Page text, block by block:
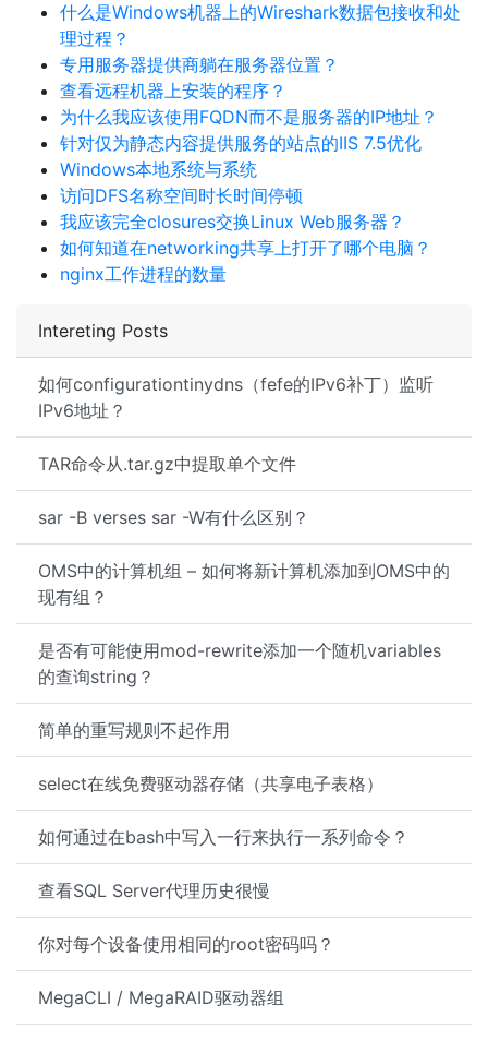
Intereting Posts
如何configurationtinydns（fefe的IPv6补丁）监听
IPv6地址？
TAR命令从.tar.gz中提取单个文件
sar -B verses sar -W有什么区别？
OMS中的计算机组 – 如何将新计算机添加到OMS中的
现有组？
是否有可能使用mod-rewrite添加一个随机variables
的查询string？
简单的重写规则不起作用
select在线免费驱动器存储（共享电子表格）
如何通过在bash中写入一行来执行一系列命令？
查看SQL Server代理历史很慢
你对每个设备使用相同的root密码吗？
MegaCLI / MegaRAID驱动器组
什么是Windows机器上的Wireshark数据包接收和处
理过程？
专用服务器提供商躺在服务器位置？
查看远程机器上安装的程序？
为什么我应该使用FQDN而不是服务器的IP地址？
针对仅为静态内容提供服务的站点的IIS 7.5优化
Windows本地系统与系统
访问DFS名称空间时长时间停顿
我应该完全closures交换Linux Web服务器？
如何知道在networking共享上打开了哪个电脑？
nginx工作进程的数量